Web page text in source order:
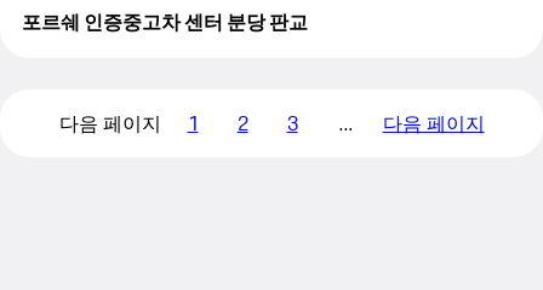
포르쉐 인증중고차 센터 분당 판교
다음 페이지 1 2 3 … 다음 페이지